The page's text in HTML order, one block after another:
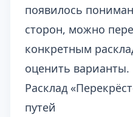
появилось
сторон, можно
конкретным
оценить варианты.
Расклад
путей